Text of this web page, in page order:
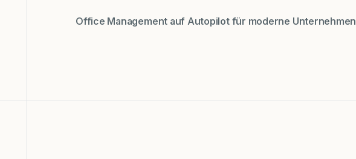
Office Management auf Autopilot für moderne Unternehmen